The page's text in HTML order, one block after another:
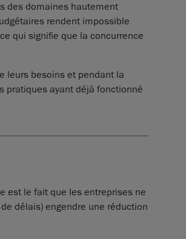
des domaines hautement
rendent impossible
qui signifie que la concurrence
leurs besoins et pendant la
pratiques ayant déjà fonctionné
est le fait que les entreprises ne
délais) engendre une réduction